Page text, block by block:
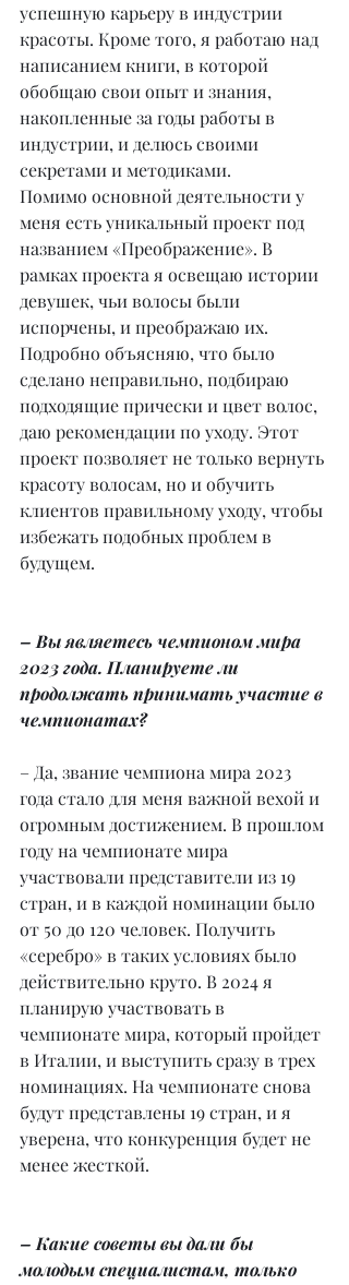
успешную карьеру в индустрии
красоты. Кроме того, я работаю над
написанием книги, в которой
обобщаю свои опыт и знания,
накопленные за годы работы в
индустрии, и делюсь своими
секретами и методиками.
Помимо основной деятельности у
меня есть уникальный проект под
названием «Преображение». В
рамках проекта я освещаю истории
девушек, чьи волосы были
испорчены, и преображаю их.
Подробно объясняю, что было
сделано неправильно, подбираю
подходящие прически и цвет волос,
даю рекомендации по уходу. Этот
проект позволяет не только вернуть
красоту волосам, но и обучить
клиентов правильному уходу, чтобы
избежать подобных проблем в
будущем.
– Вы являетесь чемпионом мира
2023 года. Планируете ли
продолжать принимать участие в
чемпионатах?
– Да, звание чемпиона мира 2023
года стало для меня важной вехой и
огромным достижением. В прошлом
году на чемпионате мира
участвовали представители из 19
стран, и в каждой номинации было
от 50 до 120 человек. Получить
«серебро» в таких условиях было
действительно круто. В 2024 я
планирую участвовать в
чемпионате мира, который пройдет
в Италии, и выступить сразу в трех
номинациях. На чемпионате снова
будут представлены 19 стран, и я
уверена, что конкуренция будет не
менее жесткой.
– Какие советы вы дали бы
молодым специалистам, только